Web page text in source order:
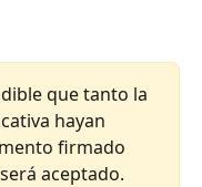
que tanto la
hayan
firmado
aceptado.